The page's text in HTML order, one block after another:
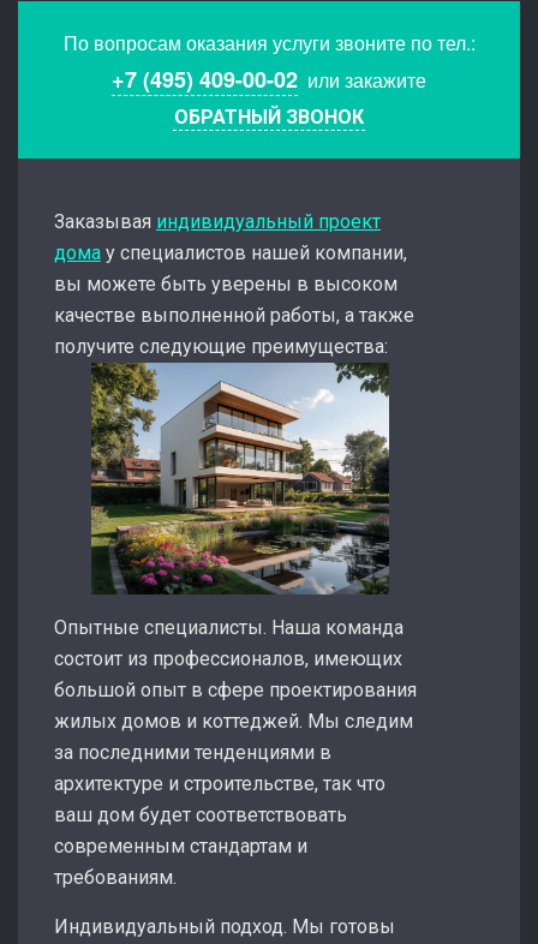
По вопросам оказания услуги звоните по тел.:
+7 (495) 409-00-02 или закажите
ОБРАТНЫЙ ЗВОНОК
Заказывая индивидуальный проект
дома у специалистов нашей компании,
вы можете быть уверены в высоком
качестве выполненной работы, а также
получите следующие преимущества:
Опытные специалисты. Наша команда
состоит из профессионалов, имеющих
большой опыт в сфере проектирования
жилых домов и коттеджей. Мы следим
за последними тенденциями в
архитектуре и строительстве, так что
ваш дом будет соответствовать
современным стандартам и
требованиям.
Индивидуальный подход. Мы готовы